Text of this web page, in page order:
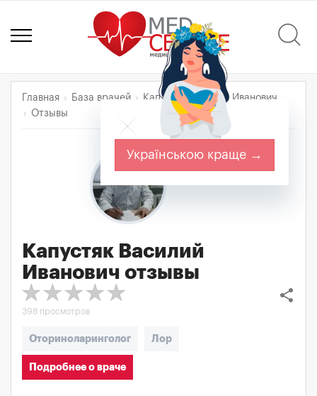
Главная База врачей
Капустяк Василий Иванович
Отзывы
Капустяк Василий
Иванович отзывы
share
398 просмотров
Оториноларинголог Лор
Подробнее о враче
Українською краще →